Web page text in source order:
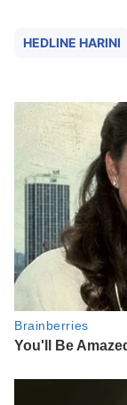
HEDLINE HARINI